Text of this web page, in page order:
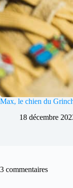
Max, le chien du
18 décembre
3 commentaires